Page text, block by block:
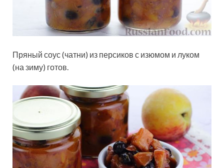
Пряный соус (чатни) из персиков с изюмом и луком
(на зиму) готов.